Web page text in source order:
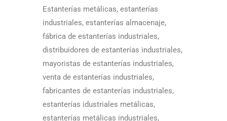
Estanterías metálicas, estanterías
industriales, estanterías almacenaje,
fábrica de estanterías industriales,
distribuidores de estanterías industriales,
mayoristas de estanterías industriales,
venta de estanterías industriales,
fabricantes de estanterías industriales,
estanterías idustriales metálicas,
estanterías metálicas industriales,